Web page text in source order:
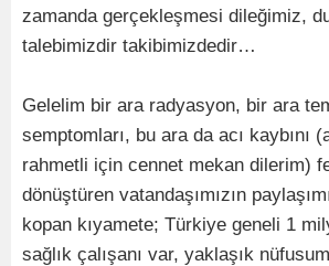
zamanda gerçekleşmesi dileğimiz,
talebimizdir takibimizdedir…
Gelelim bir ara radyasyon, bir ara
semptomları, bu ara da acı kaybını
rahmetli için cennet mekan dilerim)
dönüştüren vatandaşımızın
kopan kıyamete; Türkiye geneli 1
sağlık çalışanı var, yaklaşık